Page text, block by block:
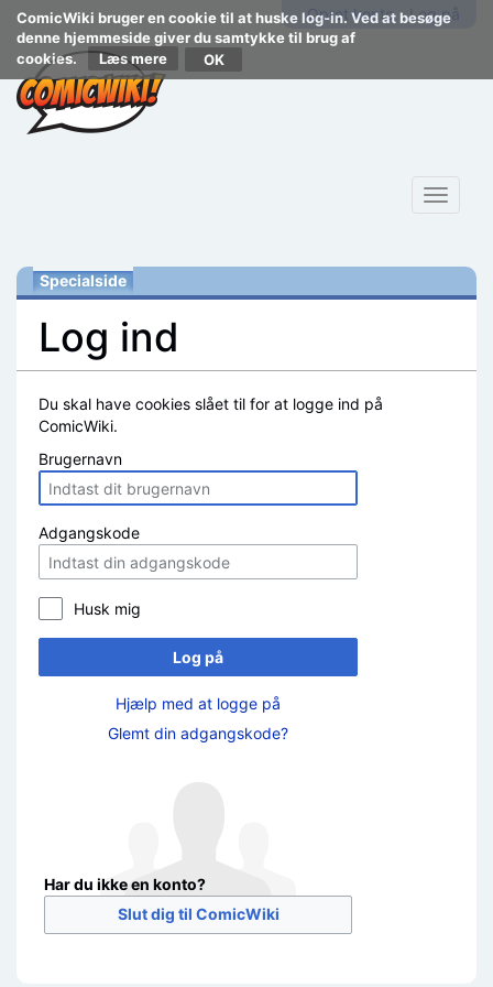
ComicWiki bruger en cookie til at huske log-in. Ved at besøge
denne hjemmeside giver du samtykke til brug af
cookies.
Læs mere
Opret konto Log på
Toggle
Specialside
Log ind
Du skal have cookies slået til for at logge ind på
ComicWiki.
Brugernavn
Adgangskode
Husk mig
Log på
Hjælp med at logge på
Glemt din adgangskode?
Har du ikke en konto?
Slut dig til ComicWiki